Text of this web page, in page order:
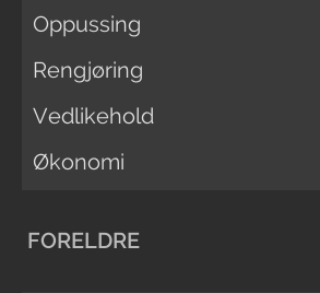
Oppussing
Rengjøring
Vedlikehold
Økonomi
FORELDRE